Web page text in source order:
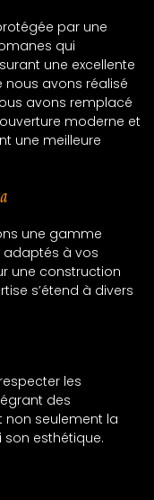
par une
qui
une excellente
nous avons réalisé
avons remplacé
moderne et
une meilleure
une gamme
adaptés à vos
une construction
s’étend à divers
les
des
non seulement la
esthétique.